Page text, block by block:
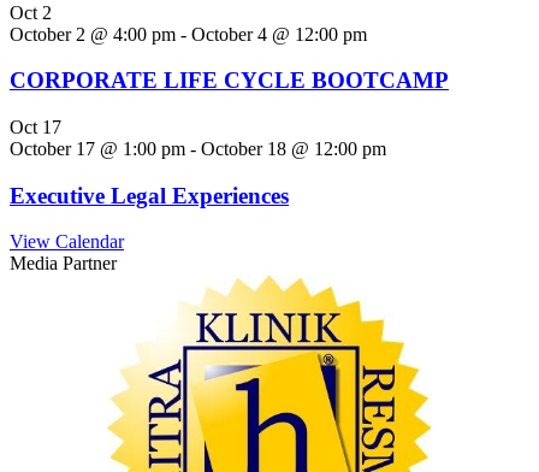
Oct 2
October 2 @ 4:00 pm - October 4 @ 12:00 pm
CORPORATE LIFE CYCLE BOOTCAMP
Oct 17
October 17 @ 1:00 pm - October 18 @ 12:00 pm
Executive Legal Experiences
View Calendar
Media Partner